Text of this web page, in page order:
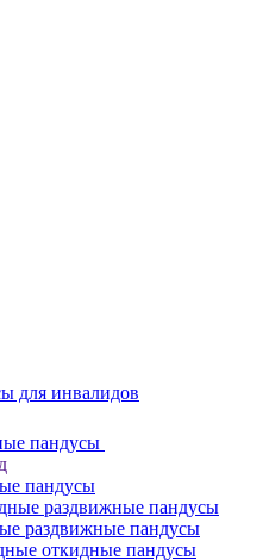
для инвалидов
пандусы
пандусы
раздвижные пандусы